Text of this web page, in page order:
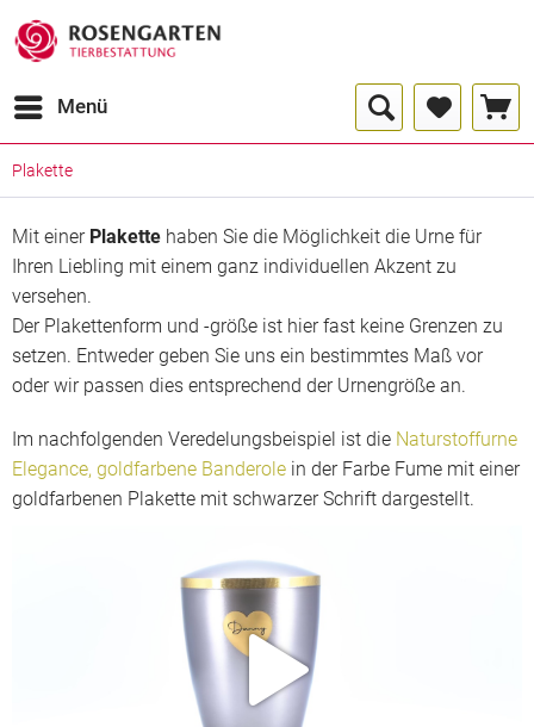
Menü
Plakette
Mit einer Plakette haben Sie die Möglichkeit die Urne für
Ihren Liebling mit einem ganz individuellen Akzent zu
versehen.
Der Plakettenform und -größe ist hier fast keine Grenzen zu
setzen. Entweder geben Sie uns ein bestimmtes Maß vor
oder wir passen dies entsprechend der Urnengröße an.
Im nachfolgenden Veredelungsbeispiel ist die Naturstoffurne
Elegance, goldfarbene Banderole in der Farbe Fume mit einer
goldfarbenen Plakette mit schwarzer Schrift dargestellt.